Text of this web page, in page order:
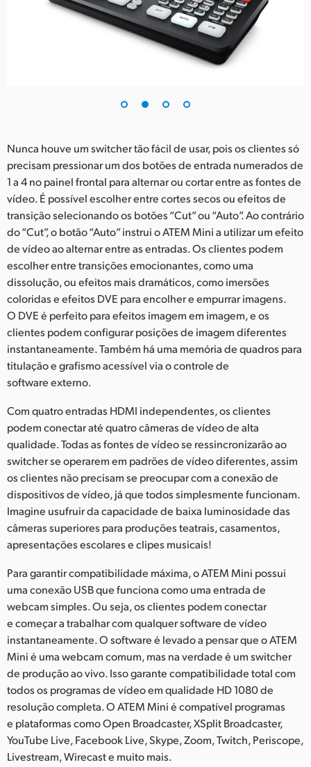
Nunca houve um switcher tão fácil de usar, pois os clientes só
precisam pressionar um dos botões de entrada numerados de
1 a 4 no painel frontal para alternar ou cortar entre as fontes de
vídeo. É possível escolher entre cortes secos ou efeitos de
transição selecionando os botões “Cut” ou “Auto”. Ao contrário
do “Cut”, o botão “Auto” instrui o ATEM Mini a utilizar um efeito
de vídeo ao alternar entre as entradas. Os clientes podem
escolher entre transições emocionantes, como uma
dissolução, ou efeitos mais dramáticos, como imersões
coloridas e efeitos DVE para encolher e empurrar imagens.
O DVE é perfeito para efeitos imagem em imagem, e os
clientes podem configurar posições de imagem diferentes
instantaneamente. Também há uma memória de quadros para
titulação e grafismo acessível via o controle de
software externo.
Com quatro entradas HDMI independentes, os clientes
podem conectar até quatro câmeras de vídeo de alta
qualidade. Todas as fontes de vídeo se ressincronizarão ao
switcher se operarem em padrões de vídeo diferentes, assim
os clientes não precisam se preocupar com a conexão de
dispositivos de vídeo, já que todos simplesmente funcionam.
Imagine usufruir da capacidade de baixa luminosidade das
câmeras superiores para produções teatrais, casamentos,
apresentações escolares e clipes musicais!
Para garantir compatibilidade máxima, o ATEM Mini possui
uma conexão USB que funciona como uma entrada de
webcam simples. Ou seja, os clientes podem conectar
e começar a trabalhar com qualquer software de vídeo
instantaneamente. O software é levado a pensar que o ATEM
Mini é uma webcam comum, mas na verdade é um switcher
de produção ao vivo. Isso garante compatibilidade total com
todos os programas de vídeo em qualidade HD 1080 de
resolução completa. O ATEM Mini é compatível programas
e plataformas como Open Broadcaster, XSplit Broadcaster,
YouTube Live, Facebook Live, Skype, Zoom, Twitch, Periscope,
Livestream, Wirecast e muito mais.